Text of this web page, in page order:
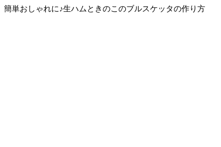
簡単おしゃれに♪生ハムときのこのブルスケッタの作り方